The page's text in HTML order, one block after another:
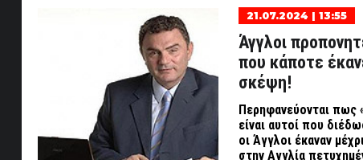
21.07.2024 | 13:55
Άγγλοι
που κάποτε
σκέψη!
Περηφανεύονται πως
είναι αυτοί που
οι Άγγλοι έκαναν
στην Αγγλία